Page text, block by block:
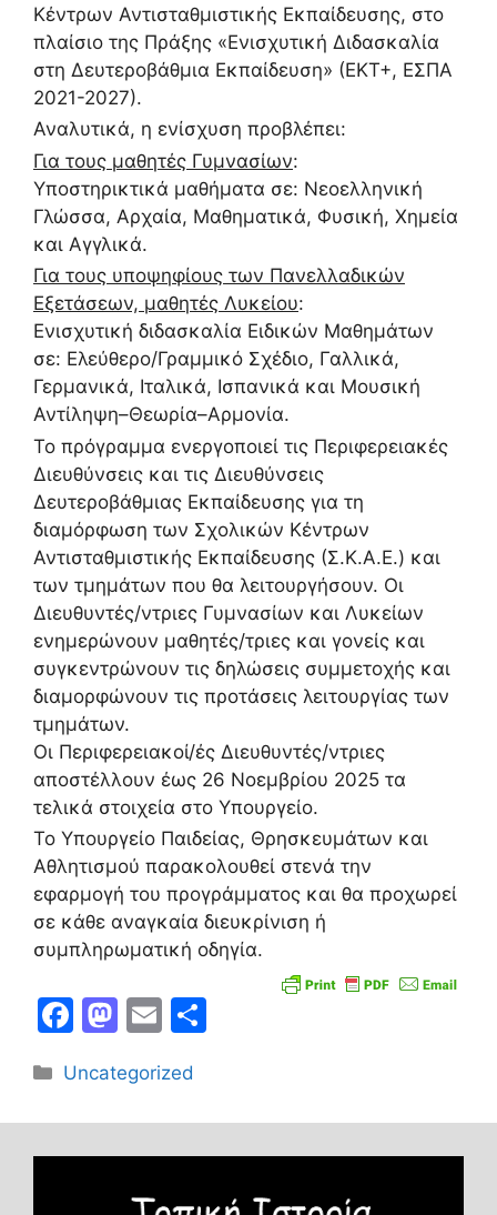
Κέντρων Αντισταθμιστικής Εκπαίδευσης, στο
πλαίσιο της Πράξης «Ενισχυτική Διδασκαλία
στη Δευτεροβάθμια Εκπαίδευση» (ΕΚΤ+, ΕΣΠΑ
2021-2027).
Αναλυτικά, η ενίσχυση προβλέπει:
Για τους μαθητές Γυμνασίων:
Υποστηρικτικά μαθήματα σε: Νεοελληνική
Γλώσσα, Αρχαία, Μαθηματικά, Φυσική, Χημεία
και Αγγλικά.
Για τους υποψηφίους των Πανελλαδικών
Εξετάσεων, μαθητές Λυκείου:
Ενισχυτική διδασκαλία Ειδικών Μαθημάτων
σε: Ελεύθερο/Γραμμικό Σχέδιο, Γαλλικά,
Γερμανικά, Ιταλικά, Ισπανικά και Μουσική
Αντίληψη–Θεωρία–Αρμονία.
Το πρόγραμμα ενεργοποιεί τις Περιφερειακές
Διευθύνσεις και τις Διευθύνσεις
Δευτεροβάθμιας Εκπαίδευσης για τη
διαμόρφωση των Σχολικών Κέντρων
Αντισταθμιστικής Εκπαίδευσης (Σ.Κ.Α.Ε.) και
των τμημάτων που θα λειτουργήσουν. Οι
Διευθυντές/ντριες Γυμνασίων και Λυκείων
ενημερώνουν μαθητές/τριες και γονείς και
συγκεντρώνουν τις δηλώσεις συμμετοχής και
διαμορφώνουν τις προτάσεις λειτουργίας των
τμημάτων.
Οι Περιφερειακοί/ές Διευθυντές/ντριες
αποστέλλουν έως 26 Νοεμβρίου 2025 τα
τελικά στοιχεία στο Υπουργείο.
Το Υπουργείο Παιδείας, Θρησκευμάτων και
Αθλητισμού παρακολουθεί στενά την
εφαρμογή του προγράμματος και θα προχωρεί
σε κάθε αναγκαία διευκρίνιση ή
συμπληρωματική οδηγία.
F
c
e
b
M
st
o
d
o
E
ai
l
α
σ
τε
Κατηγορίες
Uncategorized